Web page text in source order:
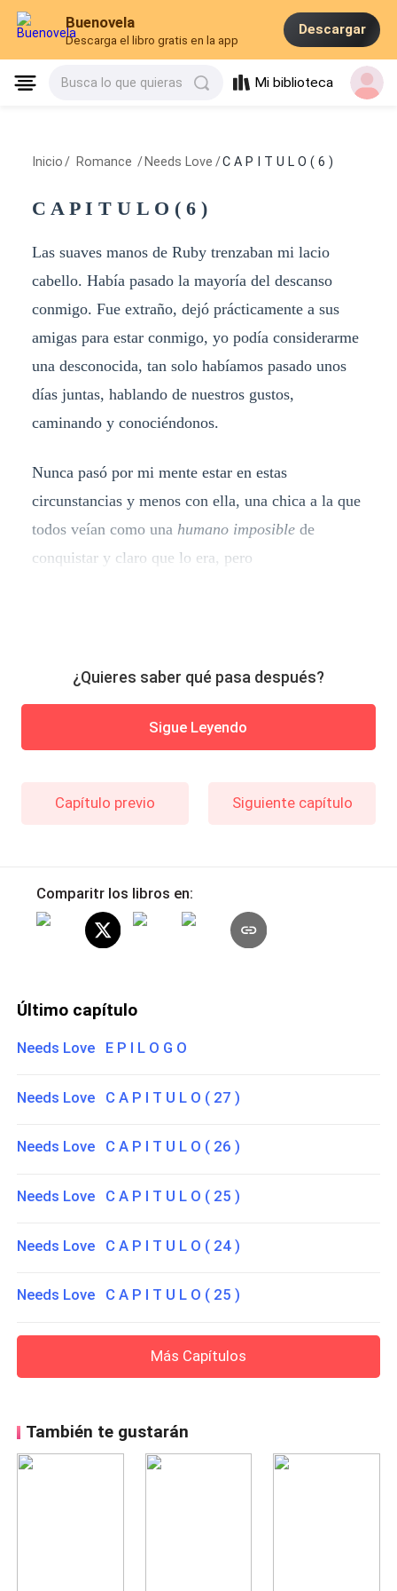
Buenovela
Descarga el libro gratis en la app
Descargar
Busca lo que quieras Mi biblioteca
Inicio / Romance / Needs Love /C A P I T U L O ( 6 )
C A P I T U L O ( 6 )
Las suaves manos de Ruby trenzaban mi lacio
cabello. Había pasado la mayoría del descanso
conmigo. Fue extraño, dejó prácticamente a sus
amigas para estar conmigo, yo podía considerarme
una desconocida, tan solo habíamos pasado unos
días juntas, hablando de nuestros gustos,
caminando y conociéndonos.
Nunca pasó por mi mente estar en estas
circunstancias y menos con ella, una chica a la que
todos veían como una humano imposiblede
conquistar y claro que lo era, pero
¿Quieres saber qué pasa después?
Sigue Leyendo
Capítulo previo Siguiente capítulo
Comparitr los libros en:
Último capítulo
Needs Love E P I L O G O
Needs Love C A P I T U L O ( 27 )
Needs Love C A P I T U L O ( 26 )
Needs Love C A P I T U L O ( 25 )
Needs Love C A P I T U L O ( 24 )
Needs Love C A P I T U L O ( 25 )
Más Capítulos
También te gustarán